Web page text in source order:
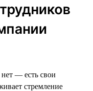
— есть свои
стремление